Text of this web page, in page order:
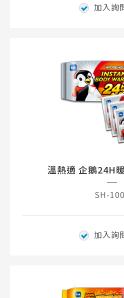
加入詢
溫熱適 企鵝24H
SH-
加入詢